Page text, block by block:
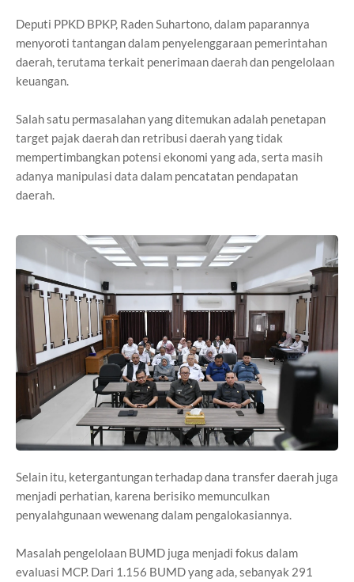
Deputi PPKD BPKP, Raden Suhartono, dalam paparannya
menyoroti tantangan dalam penyelenggaraan pemerintahan
daerah, terutama terkait penerimaan daerah dan pengelolaan
keuangan.
Salah satu permasalahan yang ditemukan adalah penetapan
target pajak daerah dan retribusi daerah yang tidak
mempertimbangkan potensi ekonomi yang ada, serta masih
adanya manipulasi data dalam pencatatan pendapatan
daerah.
Selain itu, ketergantungan terhadap dana transfer daerah juga
menjadi perhatian, karena berisiko memunculkan
penyalahgunaan wewenang dalam pengalokasiannya.
Masalah pengelolaan BUMD juga menjadi fokus dalam
evaluasi MCP. Dari 1.156 BUMD yang ada, sebanyak 291